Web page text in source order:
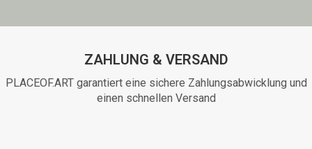
ZAHLUNG & VERSAND
PLACEOF.ART garantiert eine sichere Zahlungsabwicklung und
einen schnellen Versand